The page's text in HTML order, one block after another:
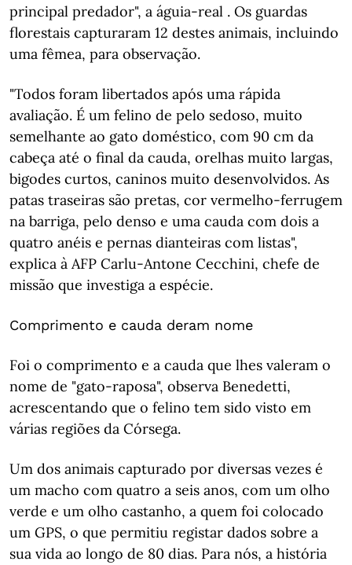
principal predador", a águia-real . Os guardas
florestais capturaram 12 destes animais, incluindo
uma fêmea, para observação.
"Todos foram libertados após uma rápida
avaliação. É um felino de pelo sedoso, muito
semelhante ao gato doméstico, com 90 cm da
cabeça até o final da cauda, orelhas muito largas,
bigodes curtos, caninos muito desenvolvidos. As
patas traseiras são pretas, cor vermelho-ferrugem
na barriga, pelo denso e uma cauda com dois a
quatro anéis e pernas dianteiras com listas",
explica à AFP Carlu-Antone Cecchini, chefe de
missão que investiga a espécie.
Comprimento e cauda deram nome
Foi o comprimento e a cauda que lhes valeram o
nome de "gato-raposa", observa Benedetti,
acrescentando que o felino tem sido visto em
várias regiões da Córsega.
Um dos animais capturado por diversas vezes é
um macho com quatro a seis anos, com um olho
verde e um olho castanho, a quem foi colocado
um GPS, o que permitiu registar dados sobre a
sua vida ao longo de 80 dias. Para nós, a história